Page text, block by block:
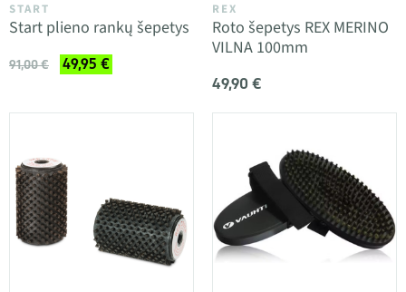
START
Start plieno rankų šepetys
91,00 € 49,95 €
REX
Roto šepetys REX MERINO
VILNA 100mm
49,90 €